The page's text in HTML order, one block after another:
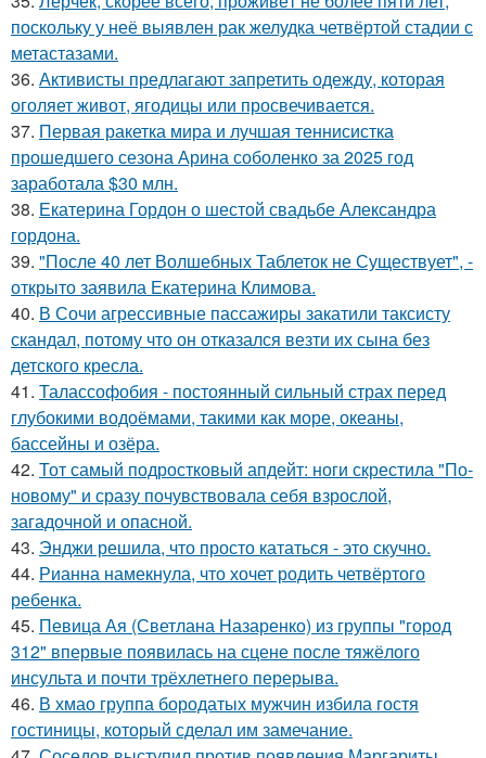
поскольку у неё выявлен рак желудка четвёртой стадии с
метастазами.
36. Активисты предлагают запретить одежду, которая
оголяет живот, ягодицы или просвечивается.
37. Первая ракетка мира и лучшая теннисистка
прошедшего сезона Арина соболенко за 2025 год
заработала $30 млн.
38. Екатерина Гордон о шестой свадьбе Александра
гордона.
39. "После 40 лет Волшебных Таблеток не Существует", -
открыто заявила Екатерина Климова.
40. В Сочи агрессивные пассажиры закатили таксисту
скандал, потому что он отказался везти их сына без
детского кресла.
41. Талассофобия - постоянный сильный страх перед
глубокими водоёмами, такими как море, океаны,
бассейны и озёра.
42. Тот самый подростковый апдейт: ноги скрестила "По-
новому" и сразу почувствовала себя взрослой,
загадочной и опасной.
43. Энджи решила, что просто кататься - это скучно.
44. Рианна намекнула, что хочет родить четвёртого
ребенка.
45. Певица Ая (Светлана Назаренко) из группы "город
312" впервые появилась на сцене после тяжёлого
инсульта и почти трёхлетнего перерыва.
46. В хмао группа бородатых мужчин избила гостя
гостиницы, который сделал им замечание.